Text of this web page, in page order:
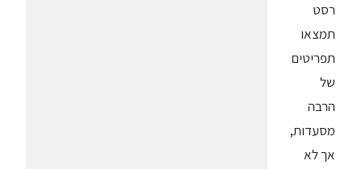
רסט
תמצאו
תפריטים
של
הרבה
מסעדות,
אך לא